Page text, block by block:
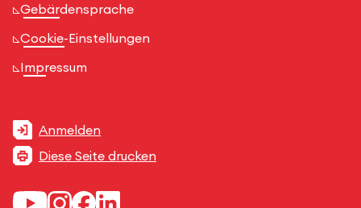
Gebärdensprache
Cookie-Einstellungen
Impressum
Anmelden
Diese Seite drucken